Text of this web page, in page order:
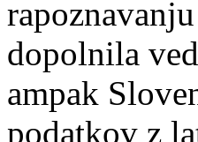
dopolnila
ampak
podatkov z